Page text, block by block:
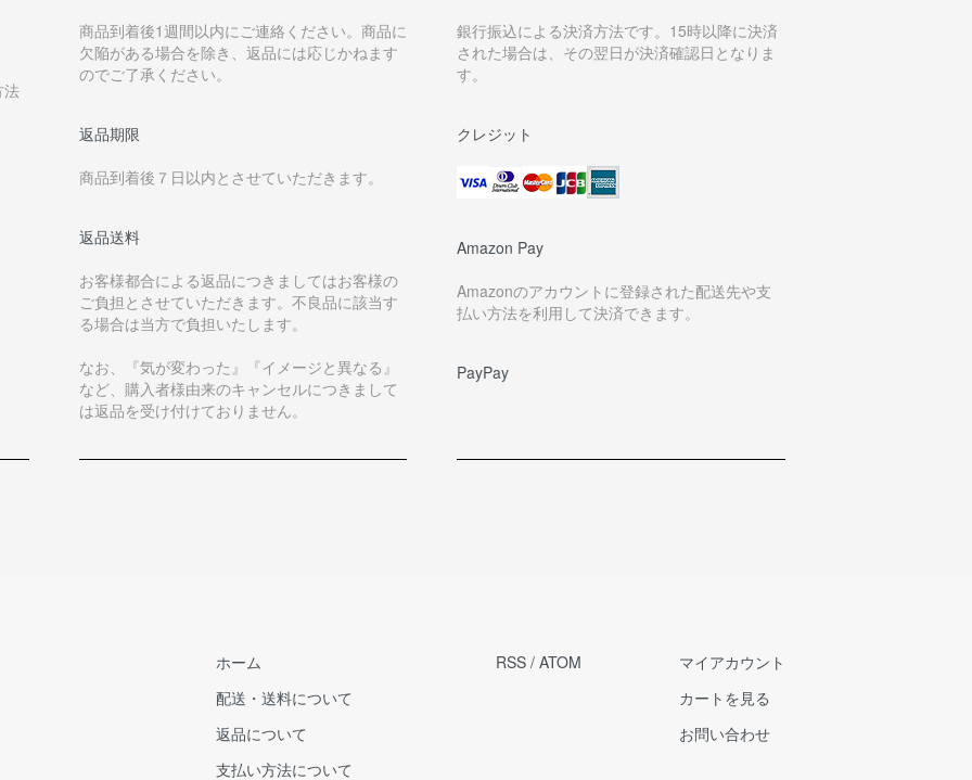
法
商品到着後1週間以内にご連絡ください。商品に
欠陥がある場合を除き、返品には応じかねます
のでご了承ください。
返品期限
商品到着後７日以内とさせていただきます。
返品送料
お客様都合による返品につきましてはお客様の
ご負担とさせていただきます。不良品に該当す
る場合は当方で負担いたします。
なお、『気が変わった』『イメージと異なる』
など、購入者様由来のキャンセルにつきまして
は返品を受け付けておりません。
銀行振込による決済方法です。15時以降に決済
された場合は、その翌日が決済確認日となりま
す。
クレジット
Amazon Pay
Amazonのアカウントに登録された配送先や支
払い方法を利用して決済できます。
PayPay
ホーム
配送・送料について
返品について
支払い方法について
RSS / ATOM
マイアカウント
カートを見る
お問い合わせ